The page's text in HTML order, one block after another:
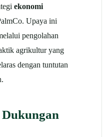
ekonomi
Upaya ini
pengolahan
agrikultur yang
dengan tuntutan